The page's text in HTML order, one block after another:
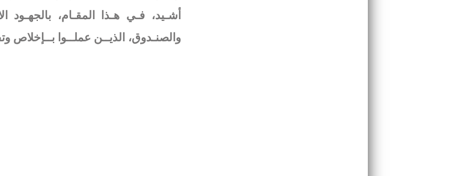
أشـيد، فـي هـذا المقـام، بالجهـود
والصنـدوق، الذيــن عملــوا بــإخلاص